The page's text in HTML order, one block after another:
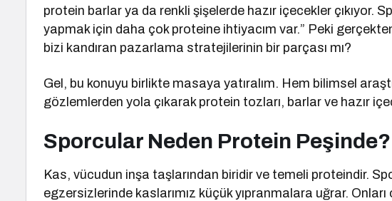
protein barlar ya da renkli şişelerde hazır içecekler çıkıyor.
yapmak için daha çok proteine ihtiyacım var.” Peki
bizi kandıran pazarlama stratejilerinin bir parçası mı?
Gel, bu konuyu birlikte masaya yatıralım. Hem bilimsel
gözlemlerden yola çıkarak protein tozları, barlar ve hazır
Sporcular Neden Protein Peşinde?
Kas, vücudun inşa taşlarından biridir ve temeli proteindir.
egzersizlerinde kaslarımız küçük yıpranmalara uğrar.